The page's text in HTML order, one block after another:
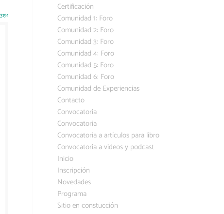
Certificación
Comunidad 1: Foro
Comunidad 2: Foro
Comunidad 3: Foro
Comunidad 4: Foro
Comunidad 5: Foro
Comunidad 6: Foro
Comunidad de Experiencias
Contacto
Convocatoria
Convocatoria
Convocatoria a artículos para libro
Convocatoria a videos y podcast
Inicio
Inscripción
Novedades
Programa
Sitio en constucción